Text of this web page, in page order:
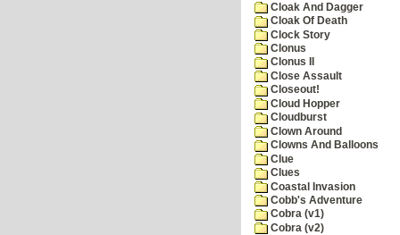
Cloak And Dagger
Cloak Of Death
Clock Story
Clonus
Clonus II
Close Assault
Closeout!
Cloud Hopper
Cloudburst
Clown Around
Clowns And Balloons
Clue
Clues
Coastal Invasion
Cobb's Adventure
Cobra (v1)
Cobra (v2)